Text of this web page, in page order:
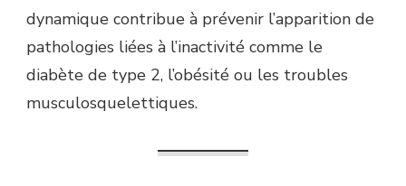
dynamique contribue à prévenir l’apparition de
pathologies liées à l’inactivité comme le
diabète de type 2, l’obésité ou les troubles
musculosquelettiques.